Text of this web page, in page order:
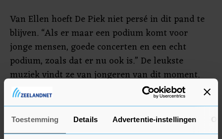
Toestemming Details Advertentie-instellingen
Van Ellen hoeft De Piek niet persé in dit pand te
blijven. “Als er maar een podium komt voor
jonge mensen, goede concerten en een echt
podium, zoals dat er nu ook is.” De leukste
muziek vindt ze van jongeren van dit moment.
“Zij verdienen echt een vervolg en aanmoediging.
Mijn muzieksmaak is erg breed georiënteerd en
door corona ben ik minder vaak in De Piek
geweest, maar ik ga er nog altijd graag naartoe.”